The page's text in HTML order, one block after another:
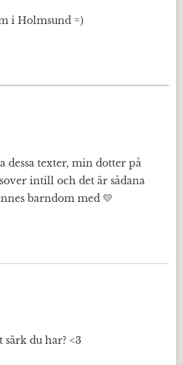
i Holmsund =)
dessa texter, min dotter på
intill och det är sådana
barndom med 💛
du har? <3